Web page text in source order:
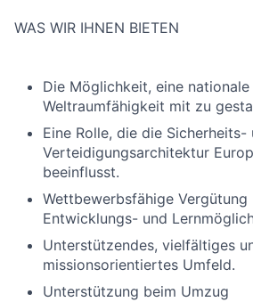
WAS WIR IHNEN BIETEN
Die Möglichkeit, eine
Weltraumfähigkeit mit zu
Eine Rolle, die die Sicherheits-
Verteidigungsarchitektur
beeinflusst.
Wettbewerbsfähige
Entwicklungs- und
Unterstützendes, vielfältiges
missionsorientiertes Umfeld.
Unterstützung beim Umzug